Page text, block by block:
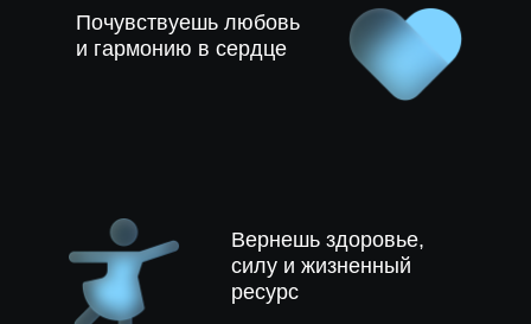
Почувствуешь любовь
и гармонию в сердце
Вернешь здоровье,
силу и жизненный
ресурс